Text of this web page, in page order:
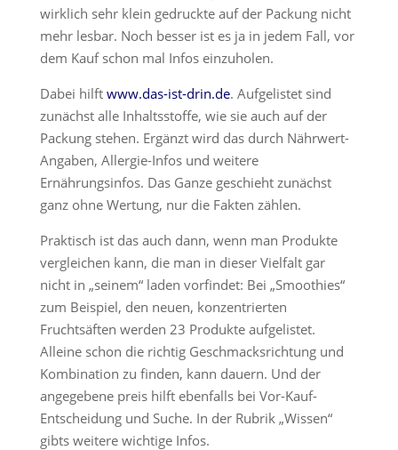
wirklich sehr klein gedruckte auf der Packung nicht
mehr lesbar. Noch besser ist es ja in jedem Fall, vor
dem Kauf schon mal Infos einzuholen.
Dabei hilft www.das-ist-drin.de. Aufgelistet sind
zunächst alle Inhaltsstoffe, wie sie auch auf der
Packung stehen. Ergänzt wird das durch Nährwert-
Angaben, Allergie-Infos und weitere
Ernährungsinfos. Das Ganze geschieht zunächst
ganz ohne Wertung, nur die Fakten zählen.
Praktisch ist das auch dann, wenn man Produkte
vergleichen kann, die man in dieser Vielfalt gar
nicht in „seinem“ laden vorfindet: Bei „Smoothies“
zum Beispiel, den neuen, konzentrierten
Fruchtsäften werden 23 Produkte aufgelistet.
Alleine schon die richtig Geschmacksrichtung und
Kombination zu finden, kann dauern. Und der
angegebene preis hilft ebenfalls bei Vor-Kauf-
Entscheidung und Suche. In der Rubrik „Wissen“
gibts weitere wichtige Infos.